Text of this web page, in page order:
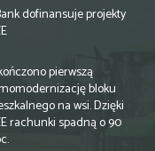
dofinansuje projekty
pierwszą
bloku
na wsi. Dzięki
rachunki spadną o 90